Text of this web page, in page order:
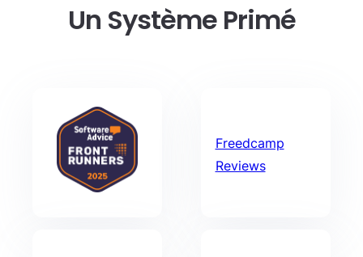
Un Système Primé
Freedcamp
Reviews